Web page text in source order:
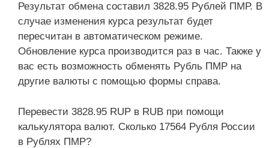
Результат обмена составил 3828.95 Рублей ПМР. В
случае изменения курса результат будет
пересчитан в автоматическом режиме.
Обновление курса производится раз в час. Также у
вас есть возможность обменять Рубль ПМР на
другие валюты с помощью формы справа.
Перевести 3828.95 RUP в RUB при помощи
калькулятора валют. Сколько 17564 Рубля России
в Рублях ПМР?